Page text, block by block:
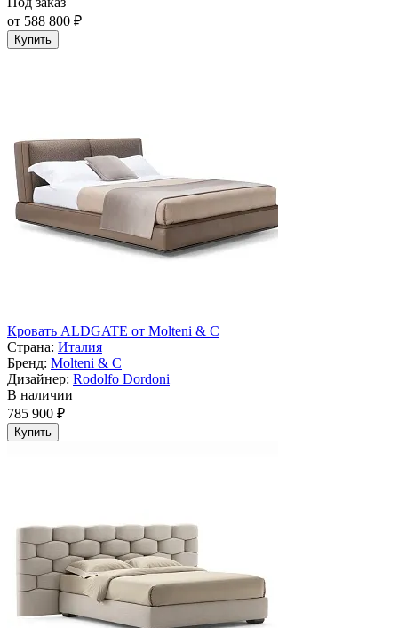
от 588 800 ₽
Купить
Кровать ALDGATE от Molteni & C
Страна: Италия
Бренд: Molteni & C
Дизайнер: Rodolfo Dordoni
В наличии
785 900 ₽
Купить